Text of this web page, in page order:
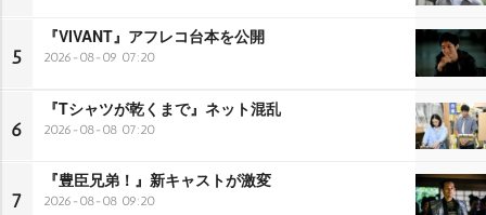
5
『VIVANT』アフレコ台本を公開
2026-08-09 07:20
6
『Tシャツが乾くまで』ネット混乱
2026-08-08 07:20
7
『豊臣兄弟！』新キャストが激変
2026-08-08 09:20